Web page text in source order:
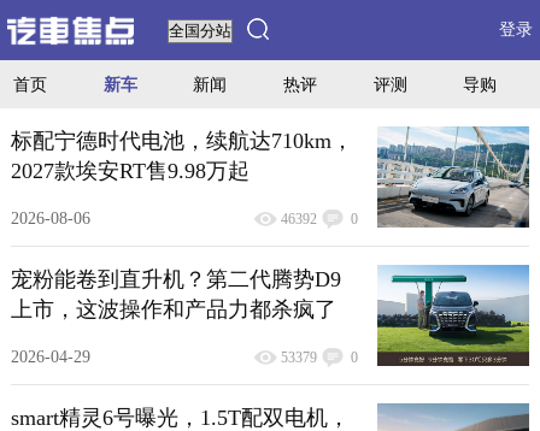
登录
首页 新车 新闻 热评 评测 导购
标配宁德时代电池，续航达710km，
2027款埃安RT售9.98万起
2026-08-06 46392 0
宠粉能卷到直升机？第二代腾势D9
上市，这波操作和产品力都杀疯了
2026-04-29 53379 0
smart精灵6号曝光，1.5T配双电机，